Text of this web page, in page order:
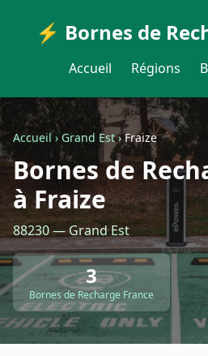
⚡ Bornes de
Accueil Régions
Accueil›Grand Est›Fraize
Bornes de
à Fraize
88230 — Grand Est
3
Bornes de Recharge France